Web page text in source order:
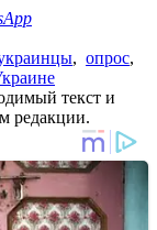
, опрос,
текст и
редакции.